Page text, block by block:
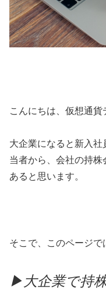
こんにちは、仮想通貨
大企業になると新入
当者から、会社の持
あると思います。
そこで、このページで
▶大企業で持